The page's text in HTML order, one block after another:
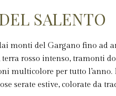
SALENTO
monti del Gargano fino ad
rosso intenso, tramonti
multicolore per tutto
serate estive, colorate da